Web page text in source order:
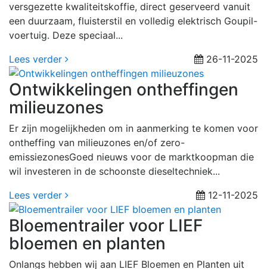
versgezette kwaliteitskoffie, direct geserveerd vanuit
een duurzaam, fluisterstil en volledig elektrisch Goupil-
voertuig. Deze speciaal...
Lees verder
26-11-2025
Ontwikkelingen ontheffingen
milieuzones
Er zijn mogelijkheden om in aanmerking te komen voor
ontheffing van milieuzones en/of zero-
emissiezonesGoed nieuws voor de marktkoopman die
wil investeren in de schoonste dieseltechniek...
Lees verder
12-11-2025
Bloementrailer voor LIEF
bloemen en planten
Onlangs hebben wij aan LIEF Bloemen en Planten uit